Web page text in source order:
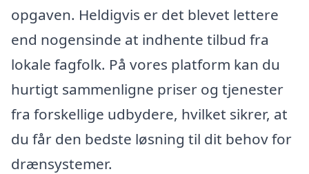
opgaven. Heldigvis er det blevet lettere
end nogensinde at indhente tilbud fra
lokale fagfolk. På vores platform kan du
hurtigt sammenligne priser og tjenester
fra forskellige udbydere, hvilket sikrer, at
du får den bedste løsning til dit behov for
drænsystemer.